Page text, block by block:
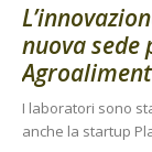
nuova sede
I laboratori sono
anche la startup